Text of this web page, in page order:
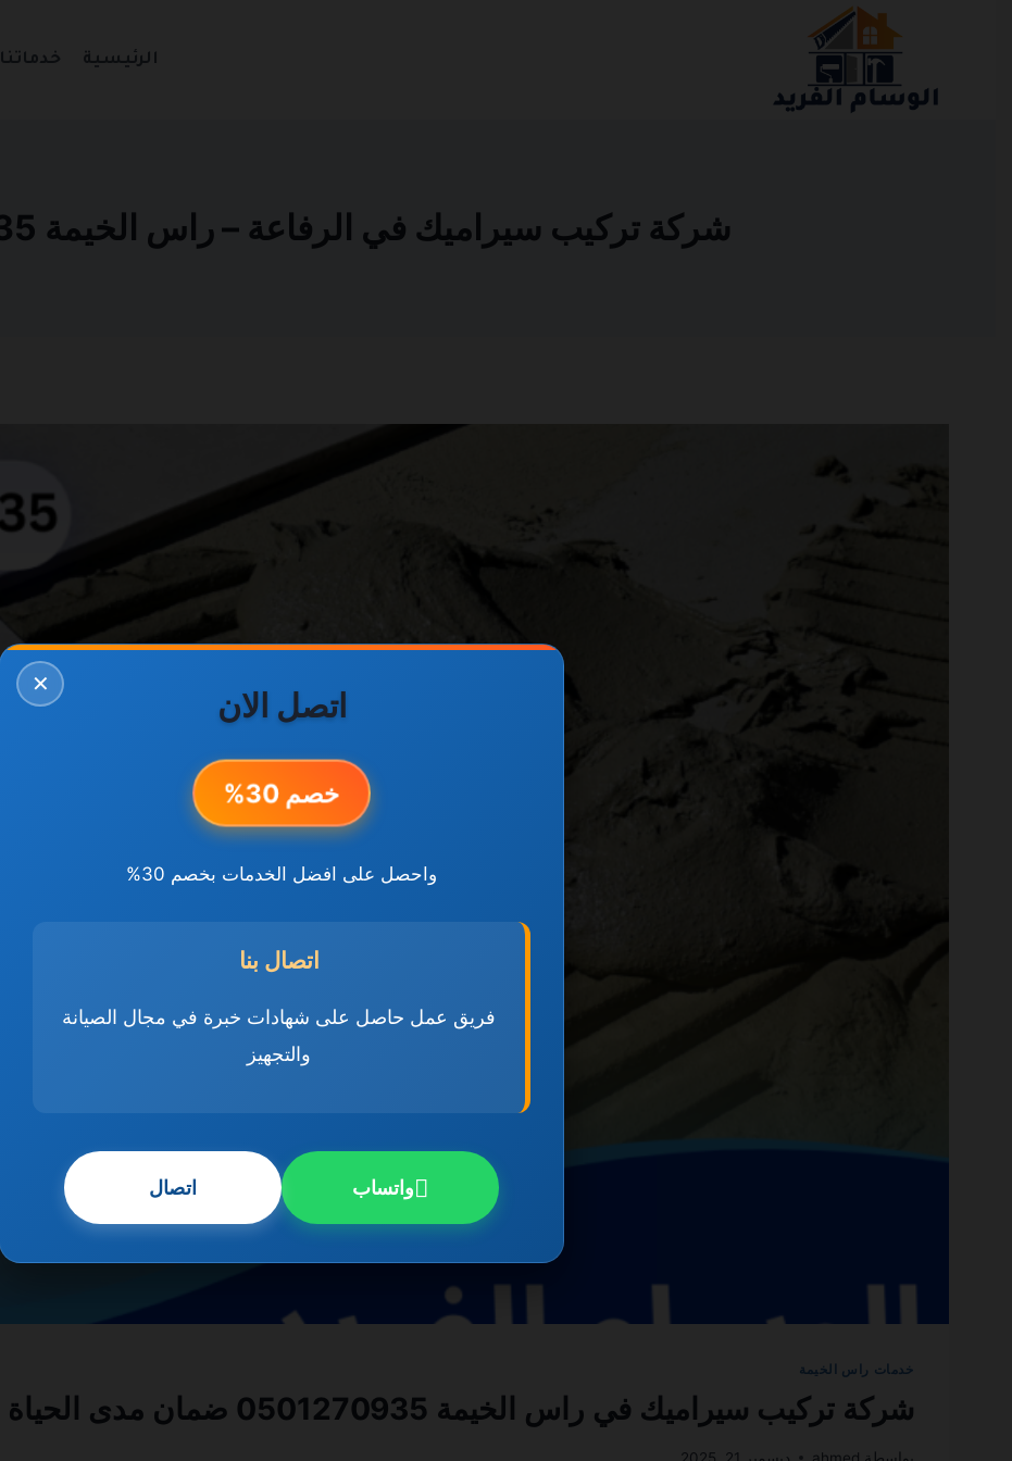
الرئيسية خدماتنا
شركة تركيب سيراميك في الرفاعة – راس الخيمة 0501270935
خدمات راس الخيمة
شركة تركيب سيراميك في راس الخيمة 0501270935 ضمان مدى الحياة
✕
اتصل الان
خصم 30%
واحصل على افضل الخدمات بخصم 30%
اتصال بنا
فريق عمل حاصل على شهادات خبرة في مجال الصيانة
والتجهيز
واتساب اتصال